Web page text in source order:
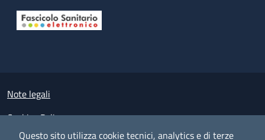
Questo sito utilizza cookie tecnici, analytics e di terze
Small prints
Note legali
Cookies Policy